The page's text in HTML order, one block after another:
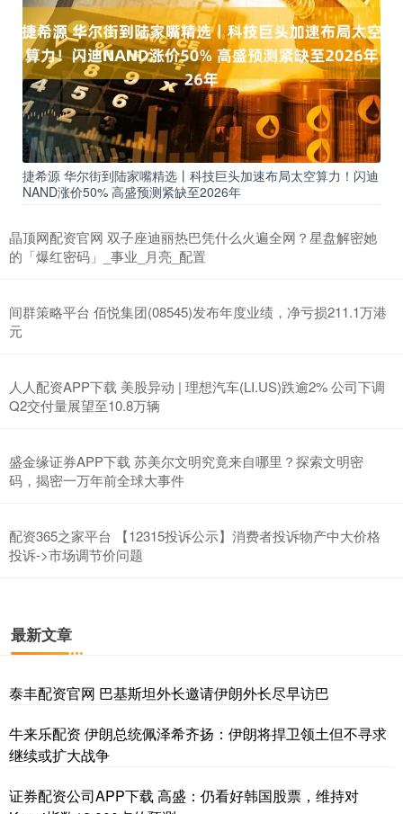
捷希源 华尔街到陆家嘴精选丨科技巨头加速布局太空算力！闪迪
NAND涨价50% 高盛预测紧缺至2026年
晶顶网配资官网 双子座迪丽热巴凭什么火遍全网？星盘解密她
的「爆红密码」_事业_月亮_配置
间群策略平台 佰悦集团(08545)发布年度业绩，净亏损211.1万港
元
人人配资APP下载 美股异动 | 理想汽车(LI.US)跌逾2% 公司下调
Q2交付量展望至10.8万辆
盛金缘证券APP下载 苏美尔文明究竟来自哪里？探索文明密
码，揭密一万年前全球大事件
配资365之家平台 【12315投诉公示】消费者投诉物产中大价格
投诉->市场调节价问题
最新文章
泰丰配资官网 巴基斯坦外长邀请伊朗外长尽早访巴
牛来乐配资 伊朗总统佩泽希齐扬：伊朗将捍卫领土但不寻求
继续或扩大战争
证券配资公司APP下载 高盛：仍看好韩国股票，维持对